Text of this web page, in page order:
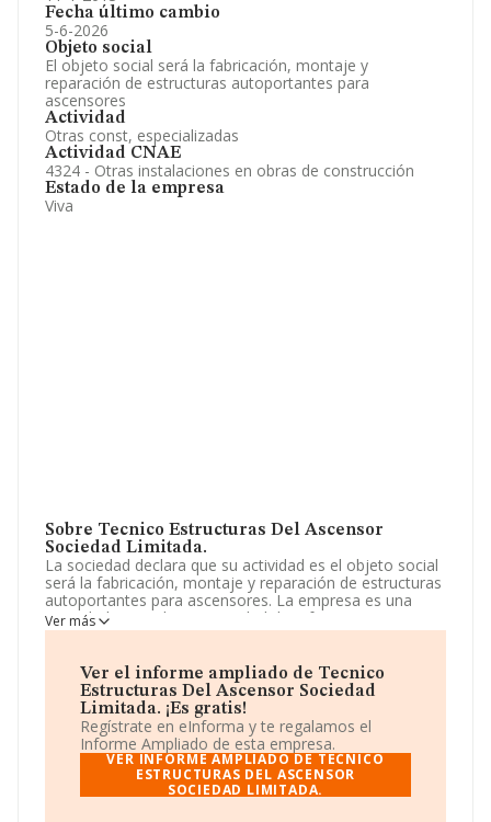
Fecha último cambio
5-6-2026
Objeto social
El objeto social será la fabricación, montaje y
reparación de estructuras autoportantes para
ascensores
Actividad
Otras const, especializadas
Actividad CNAE
4324 - Otras instalaciones en obras de construcción
Estado de la empresa
Viva
Sobre Tecnico Estructuras Del Ascensor
Sociedad Limitada.
La sociedad declara que su actividad es el objeto social
será la fabricación, montaje y reparación de estructuras
autoportantes para ascensores. La empresa es una
Sociedad Limitada. La actividad de referencia CNAE
corresponde a '%cnae%', cuyo Código es 4324. La
Los empleados se han reducido un 6% y atendiendo a
los datos disponibles en INFORMA, ese número ha
estado por encima de la media de sector.
Dentro del ranking de empresas elaborado por
INFORMA, atendiendo a los niveles de facturación,
podemos decir de la compañía que: frente al año 2023,
Ver más
Ver el informe ampliado de Tecnico
Estructuras Del Ascensor Sociedad
Limitada. ¡Es gratis!
Regístrate en eInforma y te regalamos el
Informe Ampliado de esta empresa.
VER INFORME AMPLIADO DE TECNICO
ESTRUCTURAS DEL ASCENSOR
SOCIEDAD LIMITADA.